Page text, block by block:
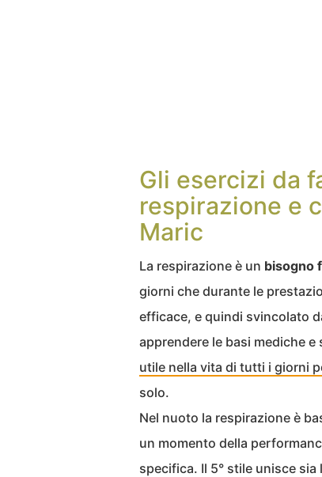
Gli esercizi da
respirazione e
Maric
La respirazione è un bisogno
giorni che durante le
efficace, e quindi svincolato
apprendere le basi mediche
utile nella vita di tutti i giorni
solo.
Nel nuoto la respirazione è
un momento della
specifica. Il 5° stile unisce